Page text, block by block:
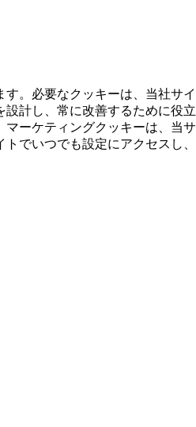
。必要なクッキーは、当社サ
計し、常に改善するために役
ーケティングクッキーは、当
でいつでも設定にアクセスし